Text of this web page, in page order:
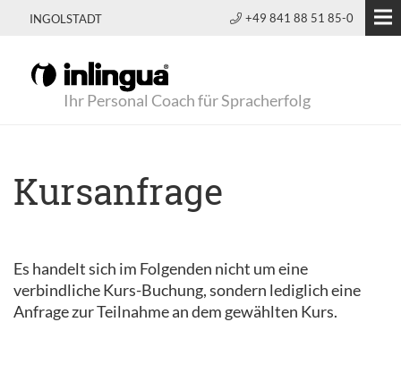
INGOLSTADT +49 841 88 51 85-0
Ihr Personal Coach für Spracherfolg
Kursanfrage
Es handelt sich im Folgenden nicht um eine
verbindliche Kurs-Buchung, sondern lediglich eine
Anfrage zur Teilnahme an dem gewählten Kurs.